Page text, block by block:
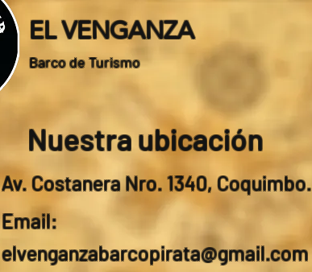
EL VENGANZA
Barco de Turismo
Nuestra ubicación
Av. Costanera Nro. 1340, Coquimbo.
Email:
elvenganzabarcopirata@gmail.com